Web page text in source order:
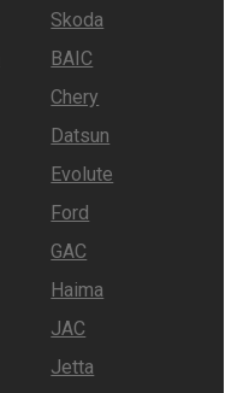
Skoda
BAIC
Chery
Datsun
Evolute
Ford
GAC
Haima
JAC
Jetta